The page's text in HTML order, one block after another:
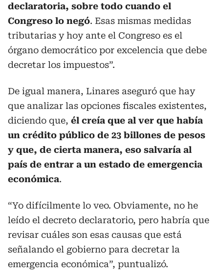
declaratoria, sobre todo cuando el
Congreso lo negó. Esas mismas medidas
tributarias y hoy ante el Congreso es el
órgano democrático por excelencia que debe
decretar los impuestos”.
De igual manera, Linares aseguró que hay
que analizar las opciones fiscales existentes,
diciendo que, él creía que al ver que había
un crédito público de 23 billones de pesos
y que, de cierta manera, eso salvaría al
país de entrar a un estado de emergencia
económica.
“Yo difícilmente lo veo. Obviamente, no he
leído el decreto declaratorio, pero habría que
revisar cuáles son esas causas que está
señalando el gobierno para decretar la
emergencia económica”, puntualizó.